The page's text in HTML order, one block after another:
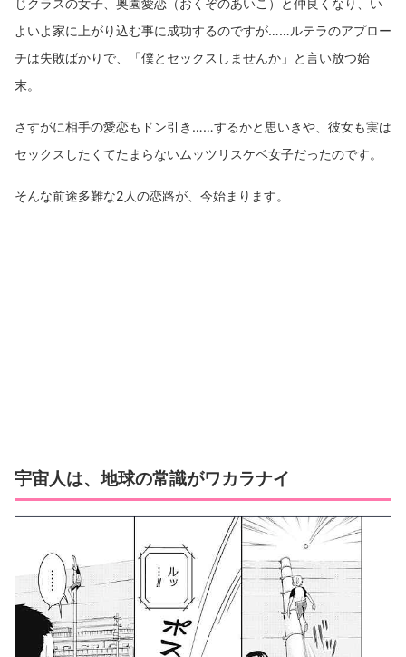
よいよ家に上がり込む事に成功するのですが……ルテラのアプロー
チは失敗ばかりで、「僕とセックスしませんか」と言い放つ始
末。
さすがに相手の愛恋もドン引き……するかと思いきや、彼女も実は
セックスしたくてたまらないムッツリスケベ女子だったのです。
そんな前途多難な2人の恋路が、今始まります。
宇宙人は、地球の常識がワカラナイ